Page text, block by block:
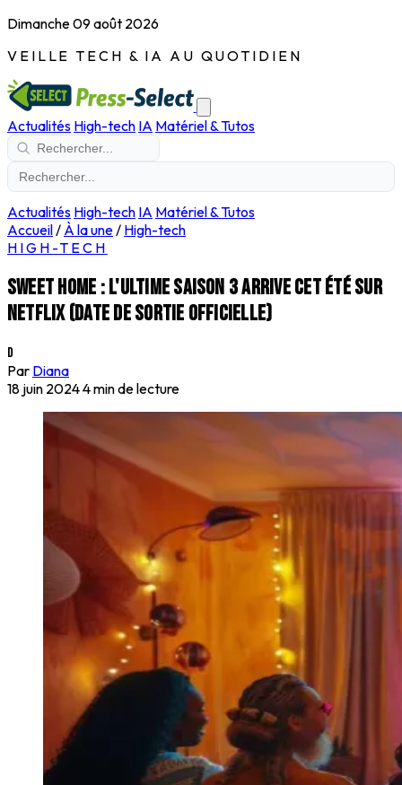
Dimanche 09 août 2026
VEILLE TECH & IA AU QUOTIDIEN
Actualités High-tech IA Matériel & Tutos
Actualités High-tech IA Matériel & Tutos
Accueil/ À la une/ High-tech
HIGH-TECH
Sweet Home : l'ultime saison 3 arrive cet été sur
Netflix (date de sortie officielle)
D
Par Diana
18 juin 20244 min de lecture